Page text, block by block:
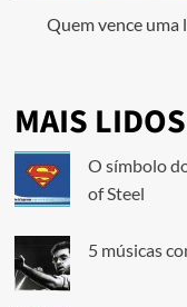
Quem vence uma
MAIS LIDOS
O símbolo
of Steel
5 músicas